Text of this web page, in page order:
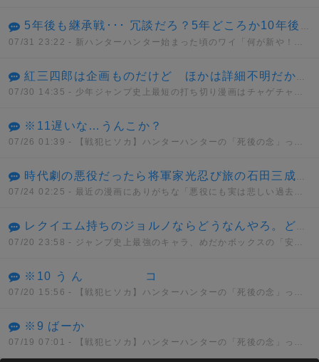
5年後も継承戦･･･ 冗談だろ？5年どころか10年後も継承戦だぜ･･･
07/31 23:22 - 新ハンターハンター始まった頃のワイ「何が新や！何もかもクソやんけ」→
紅三四郎は企画ものだけど ほかは詳細不明だから間違いでもない 通常打ち切りとはっきりしてるものではセコンド(6週)が最短
07/30 14:35 - 少年ジャンプ史上最短の打ち切り漫画はチャゲチャとかいうデマwwwww
※11遅いな…うんこか？
07/26 01:39 - 【戦犯ヒソカ】ハンターハンターの「死後の念」って正直設定ミスだよな？
時代劇の悪役だったら将軍家光忍び旅の石田三成の娘で徳川に復讐しようとしてた 五十鈴とか悪代官とはノリが違い過ぎて何だかなって感じだった
07/24 02:25 - 最近の漫画にありがちな「悪役にも実は悲しい過去があったんだ」的なヤツどう思う？
レクイエム持ちのジョルノならどうなんやろ。どんな能力を持とうと真実に到達できないでなんとか、、、
07/20 23:58 - ジャンプ史上最強のキャラ、めだかボックスの「安心院なじみ」に決まってしまう。。。
※10 う ん コ
07/20 15:56 - 【戦犯ヒソカ】ハンターハンターの「死後の念」って正直設定ミスだよな？
※9 ばーか
07/19 07:01 - 【戦犯ヒソカ】ハンターハンターの「死後の念」って正直設定ミスだよな？